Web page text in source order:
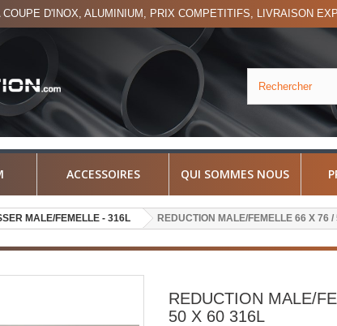
COUPE D'INOX, ALUMINIUM, PRIX COMPETITIFS, LIVRAISON
ACCESSOIRES QUI SOMMES NOUS
MALE/FEMELLE - 316L REDUCTION MALE/FEMELLE 66 X 76
REDUCTION MALE/
50 X 60 316L